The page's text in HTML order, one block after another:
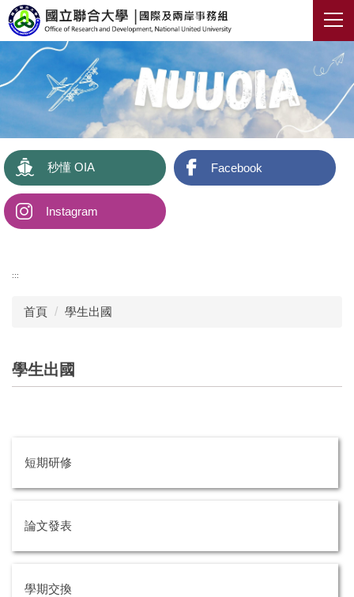
跳
到
內
容
秒懂 OIA Facebook
Instagram
:::
首頁 學生出國
學生出國
短期研修
論文發表
學期交換